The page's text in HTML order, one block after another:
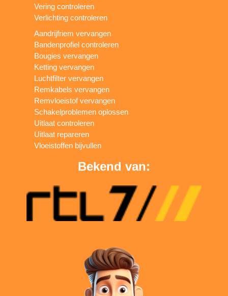
Vering controleren
Verlichting controleren
Aandrijfriem vervangen
Bandenprofiel controleren
Bougies vervangen
Ketting vervangen
Luchtfilter vervangen
Remkabels vervangen
Remvloeistof vervangen
Schakelproblemen oplossen
Uitlaat controleren
Uitlaat repareren
Vloeistoffen bijvullen
Bekend van: